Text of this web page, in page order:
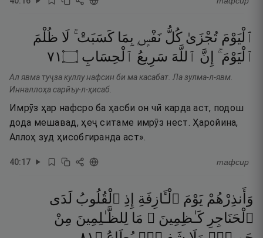
ٱلْيَوْمَ تُجْزَىٰ كُلُّ نَفْسٍۭ بِمَا كَسَبَتْ ۚ لَا ظُلْمَ
ٱلْيَوْمَ ۚ
إِنَّ ٱللَّهَ سَرِيعُ ٱلْحِسَابِ ۝١٧
Ал явма туҷза куллу нафсин би ма касабат. Ла зулма-л-явм.
Инналлоҳа сарӣъу-л-ҳисаб.
Имрӯз ҳар нафсро ба ҳасби он чӣ карда аст, подош
дода мешавад, ҳеҷ ситаме имрӯз нест. Ҳаройина,
Аллоҳ зуд ҳисобгиранда аст».
40:17 тафсир
وَأَنذِرْهُمْ يَوْمَ ٱلْـَٔازِفَةِ إِذِ ٱلْقُلُوبُ لَدَى
ٱلْحَنَاجِرِ كَـٰظِمِينَ ۚ مَا لِلظَّـٰلِمِينَ مِنْ